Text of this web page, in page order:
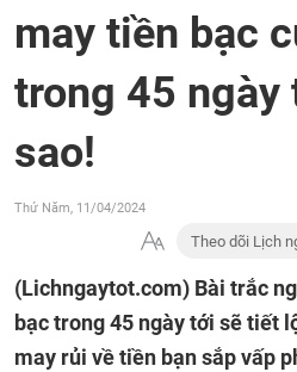
may tiền bạc
trong 45 ngày
sao!
Thứ Năm, 11/04/2024
Theo dõi Lịch
(Lichngaytot.com) Bài trắc
bạc trong 45 ngày tới sẽ tiết
may rủi về tiền bạn sắp vấp